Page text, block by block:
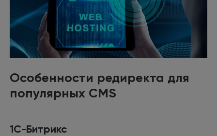
Особенности редиректа для
популярных CMS
1С-Битрикс